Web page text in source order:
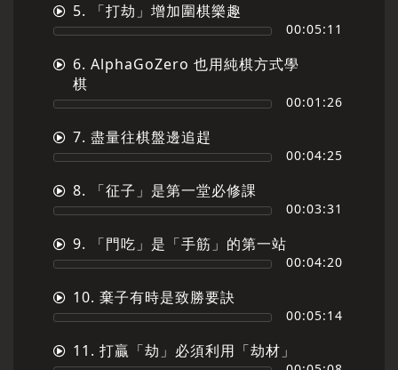
5. 「打劫」增加圍棋樂趣
00:05:11
6. AlphaGoZero 也用純棋方式學
棋
00:01:26
7. 盡量往棋盤邊追趕
00:04:25
8. 「征子」是第一堂必修課
00:03:31
9. 「門吃」是「手筋」的第一站
00:04:20
10. 棄子有時是致勝要訣
00:05:14
11. 打贏「劫」必須利用「劫材」